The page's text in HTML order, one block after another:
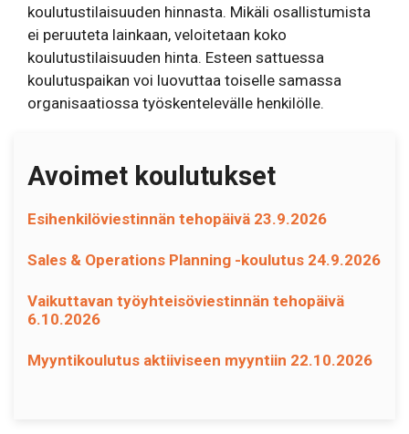
koulutustilaisuuden hinnasta. Mikäli osallistumista
ei peruuteta lainkaan, veloitetaan koko
koulutustilaisuuden hinta. Esteen sattuessa
koulutuspaikan voi luovuttaa toiselle samassa
organisaatiossa työskentelevälle henkilölle.
Avoimet koulutukset
Esihenkilöviestinnän tehopäivä 23.9.2026
Sales & Operations Planning -koulutus 24.9.2026
Vaikuttavan työyhteisöviestinnän tehopäivä
6.10.2026
Myyntikoulutus aktiiviseen myyntiin 22.10.2026